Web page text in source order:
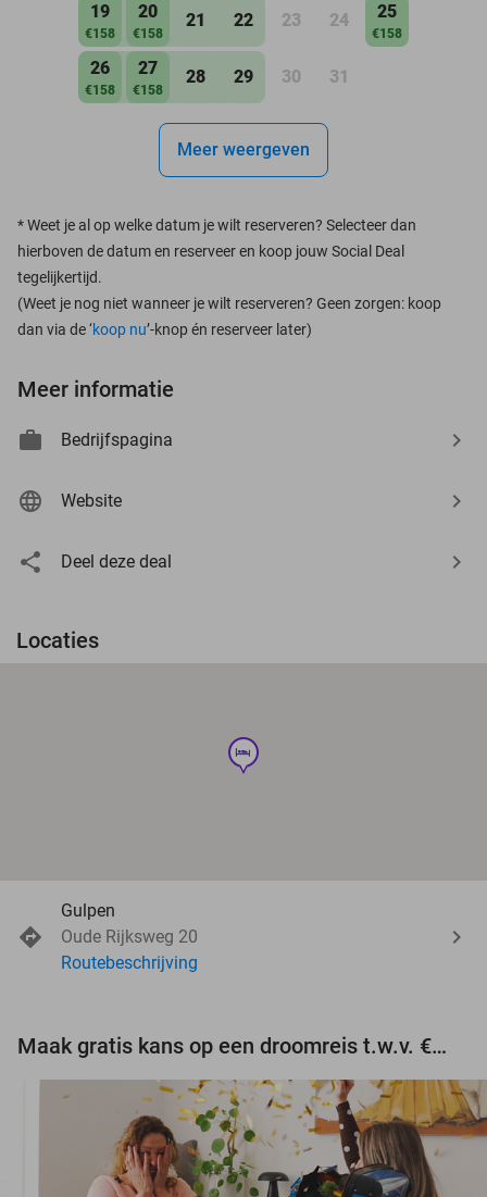
19
€158
20
€158
21 22 23 24 25
€158
26
€158
27
€158
28 29 30 31
Meer weergeven
*Weet je al op welke datum je wilt reserveren? Selecteer dan
hierboven de datum en reserveer en koop jouw Social Deal
tegelijkertijd.
(Weet je nog niet wanneer je wilt reserveren? Geen zorgen: koop
dan via de ‘koop nu’-knop én reserveer later)
Meer informatie
Bedrijfspagina
Website
Deel deze deal
Locaties
hotel
Gulpen
Oude Rijksweg 20
Routebeschrijving
Maak gratis kans op een droomreis t.w.v. €3.000!